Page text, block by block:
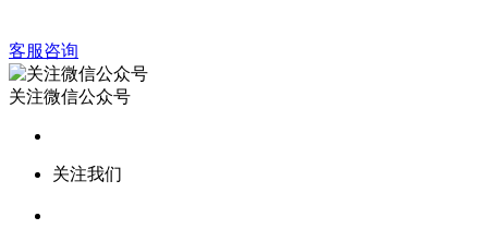
客服咨询
关注微信公众号
关注我们